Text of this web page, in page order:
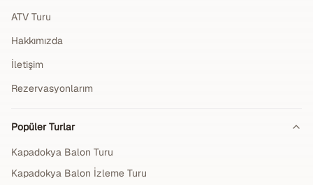
ATV Turu
Hakkımızda
İletişim
Rezervasyonlarım
Popüler Turlar
Kapadokya Balon Turu
Kapadokya Balon İzleme Turu